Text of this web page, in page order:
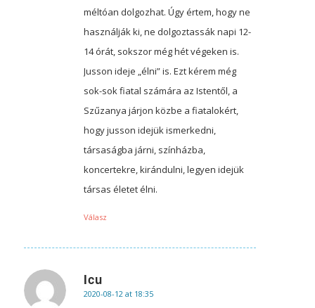
méltóan dolgozhat. Úgy értem, hogy ne
használják ki, ne dolgoztassák napi 12-
14 órát, sokszor még hét végeken is.
Jusson ideje „élni” is. Ezt kérem még
sok-sok fiatal számára az Istentől, a
Szűzanya járjon közbe a fiatalokért,
hogy jusson idejük ismerkedni,
társaságba járni, színházba,
koncertekre, kirándulni, legyen idejük
társas életet élni.
Válasz
Icu
says:
2020-08-12 at 18:35